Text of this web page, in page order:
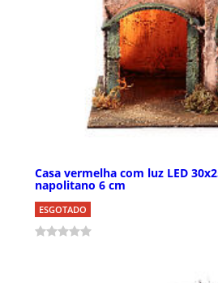
Casa vermelha com luz LED
napolitano 6 cm
ESGOTADO